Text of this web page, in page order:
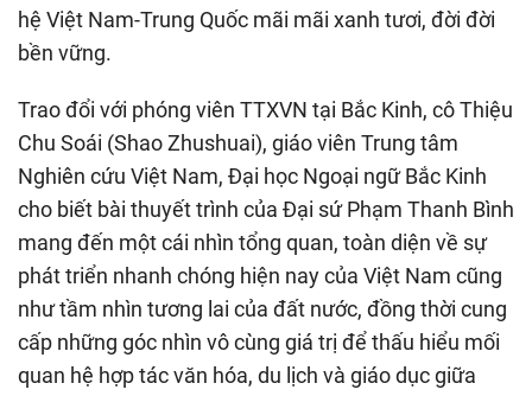
hệ Việt Nam-Trung Quốc mãi mãi xanh tươi, đời đời
bền vững.
Trao đổi với phóng viên TTXVN tại Bắc Kinh, cô Thiệu
Chu Soái (Shao Zhushuai), giáo viên Trung tâm
Nghiên cứu Việt Nam, Đại học Ngoại ngữ Bắc Kinh
cho biết bài thuyết trình của Đại sứ Phạm Thanh Bình
mang đến một cái nhìn tổng quan, toàn diện về sự
phát triển nhanh chóng hiện nay của Việt Nam cũng
như tầm nhìn tương lai của đất nước, đồng thời cung
cấp những góc nhìn vô cùng giá trị để thấu hiểu mối
quan hệ hợp tác văn hóa, du lịch và giáo dục giữa